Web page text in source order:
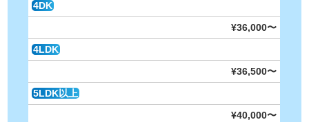
4DK
¥36,000〜
4LDK
¥36,500〜
5LDK以上
¥40,000〜